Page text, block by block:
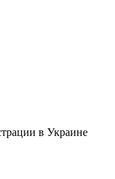
в Украине